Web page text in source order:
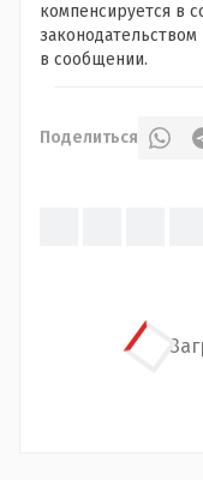
компенсируется в
законодательством
в сообщении.
Поделиться